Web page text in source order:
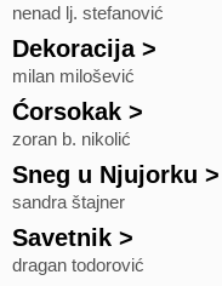
nenad lj. stefanović
Dekoracija>
milan milošević
Ćorsokak >
zoran b. nikolić
Sneg u Njujorku >
sandra štajner
Savetnik >
dragan todorović